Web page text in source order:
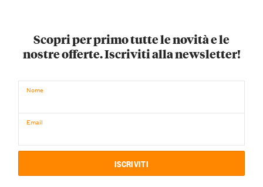
Scopri per primo tutte le novità e le
nostre offerte. Iscriviti alla newsletter!
Nome
Email